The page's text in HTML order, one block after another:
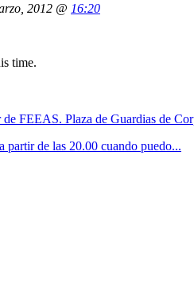
2012 @ 16:20
time.
de FEEAS. Plaza de Guardias de
partir de las 20.00 cuando puedo...